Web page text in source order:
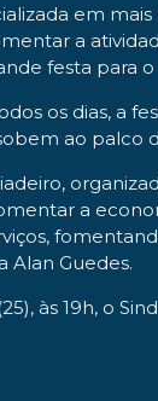
em
a
festa para
os dias, a
ao palco
a
Alan Guedes.
às 19h, o